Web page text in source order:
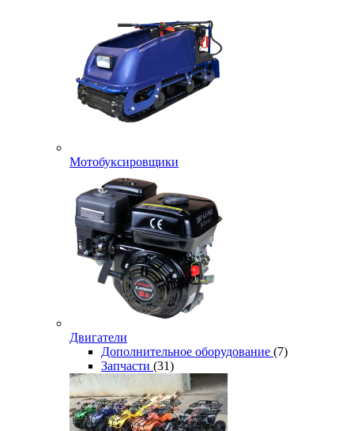
Мотобуксировщики
Двигатели
Дополнительное оборудование (7)
Запчасти (31)